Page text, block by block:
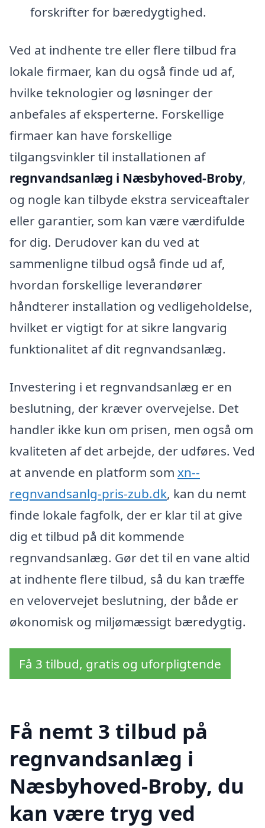
forskrifter for bæredygtighed.
Ved at indhente tre eller flere tilbud fra
lokale firmaer, kan du også finde ud af,
hvilke teknologier og løsninger der
anbefales af eksperterne. Forskellige
firmaer kan have forskellige
tilgangsvinkler til installationen af
regnvandsanlæg i Næsbyhoved-Broby,
og nogle kan tilbyde ekstra serviceaftaler
eller garantier, som kan være værdifulde
for dig. Derudover kan du ved at
sammenligne tilbud også finde ud af,
hvordan forskellige leverandører
håndterer installation og vedligeholdelse,
hvilket er vigtigt for at sikre langvarig
funktionalitet af dit regnvandsanlæg.
Investering i et regnvandsanlæg er en
beslutning, der kræver overvejelse. Det
handler ikke kun om prisen, men også om
kvaliteten af det arbejde, der udføres. Ved
at anvende en platform som xn--
regnvandsanlg-pris-zub.dk, kan du nemt
finde lokale fagfolk, der er klar til at give
dig et tilbud på dit kommende
regnvandsanlæg. Gør det til en vane altid
at indhente flere tilbud, så du kan træffe
en velovervejet beslutning, der både er
økonomisk og miljømæssigt bæredygtig.
Få 3 tilbud, gratis og uforpligtende
Få nemt 3 tilbud på
regnvandsanlæg i
Næsbyhoved-Broby, du
kan være tryg ved